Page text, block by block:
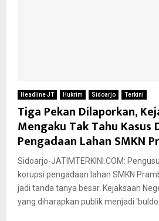
Headline JT Hukrim Sidoarjo Terkini
Tiga Pekan Dilaporkan,
Mengaku Tak Tahu Kasus
Pengadaan Lahan SMKN
Sidoarjo-JATIMTERKINI.COM:
korupsi pengadaan lahan SMKN
jadi tanda tanya besar. Kejaksaan
yang diharapkan publik menjadi